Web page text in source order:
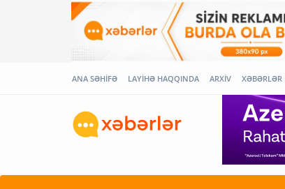
ANA SƏHİFƏ LAYİHƏ HAQQINDA ARXİV XƏBƏRLƏR